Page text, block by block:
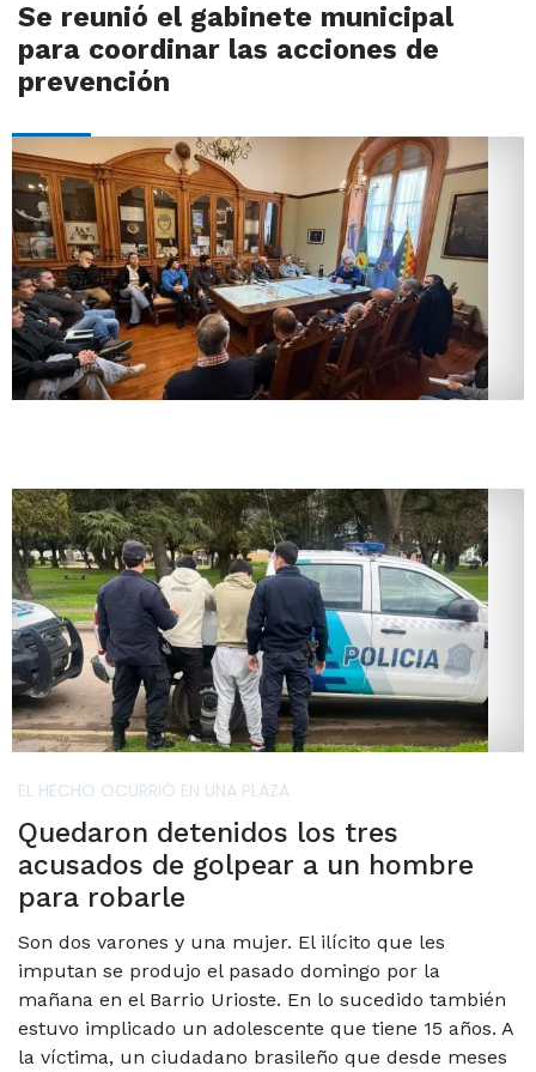
Se reunió el gabinete municipal
para coordinar las acciones de
prevención
EL HECHO OCURRIÓ EN UNA PLAZA
Quedaron detenidos los tres
acusados de golpear a un hombre
para robarle
Son dos varones y una mujer. El ilícito que les
imputan se produjo el pasado domingo por la
mañana en el Barrio Urioste. En lo sucedido también
estuvo implicado un adolescente que tiene 15 años. A
la víctima, un ciudadano brasileño que desde meses